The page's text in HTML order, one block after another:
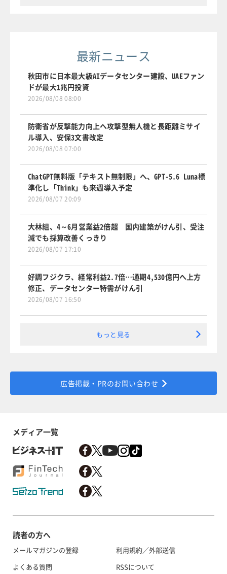
最新ニュース
秋田市に日本最大級AIデータセンター建設、UAEファン
ドが最大1兆円投資
2026/08/08 08:00
防衛省が反撃能力向上へ攻撃型無人機と長距離ミサイ
ル導入、安保3文書改定
2026/08/08 07:00
ChatGPT無料版「テキスト無制限」へ、GPT-5.6 Luna標
準化し「Think」も来週導入予定
2026/08/07 20:09
大林組、4～6月営業益2倍超 国内建築がけん引、受注
減でも採算改善くっきり
2026/08/07 17:10
好調フジクラ、経常利益2.7倍…通期4,530億円へ上方
修正、データセンター特需がけん引
2026/08/07 16:50
もっと見る
広告掲載・PRのお問い合わせ
メディア一覧
読者の方へ
メールマガジンの登録
よくある質問
利用規約／外部送信
RSSについて